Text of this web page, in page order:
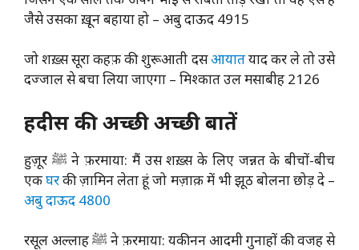
जैसे उसका ख़ून बहाया हो – अबु दाऊद 4915
जो शख़्स सूरा कहफ़ की शुरूआती दसआयातयाद कर ले तो उसे
दज्जाल से बचा लिया जाएगा – मिश्कात उल मसाबीह 2126
हदीस की अच्छी अच्छी बातें
हुज़ूर ﷺ ने फ़रमाया: मैं उस शख़्स के लिए जन्नत के बीचों-बीच
एकघरकी ज़ामिन लेता हूं जो मज़ाक़ में भी झूठ बोलना छोड़ दे –
अबु दाऊद 4800
रसूल अल्लाह ﷺ ने फ़रमाया: यकीनन आदमी गुनाहों की वजह से